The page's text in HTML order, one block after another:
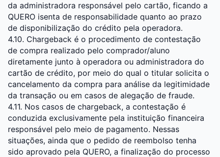
da administradora responsável pelo cartão, ficando a
QUERO isenta de responsabilidade quanto ao prazo
de disponibilização do crédito pela operadora.
4.10. Chargeback é o procedimento de contestação
de compra realizado pelo comprador/aluno
diretamente junto à operadora ou administradora do
cartão de crédito, por meio do qual o titular solicita o
cancelamento da compra para análise da legitimidade
da transação ou em casos de alegação de fraude.
4.11. Nos casos de chargeback, a contestação é
conduzida exclusivamente pela instituição financeira
responsável pelo meio de pagamento. Nessas
situações, ainda que o pedido de reembolso tenha
sido aprovado pela QUERO, a finalização do processo